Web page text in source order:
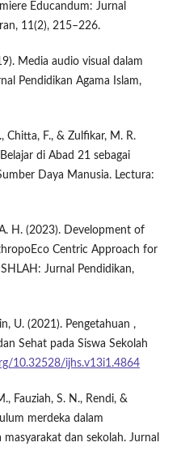
Educandum: Jurnal
11(2), 215–226.
Media audio visual dalam
Pendidikan Agama Islam,
Chitta, F., & Zulfikar, M. R.
di Abad 21 sebagai
Daya Manusia. Lectura:
H. (2023). Development of
Centric Approach for
Jurnal Pendidikan,
U. (2021). Pengetahuan ,
Sehat pada Siswa Sekolah
10.32528/ijhs.v13i1.4864
Fauziah, S. N., Rendi, &
merdeka dalam
dan sekolah. Jurnal